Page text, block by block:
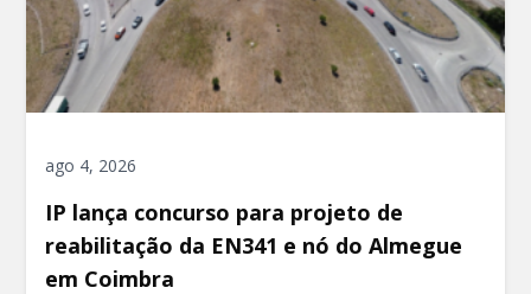
ago 4, 2026
IP lança concurso para projeto de
reabilitação da EN341 e nó do Almegue
em Coimbra